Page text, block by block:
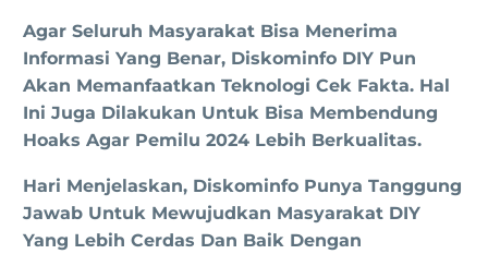
Agar Seluruh Masyarakat Bisa Menerima
Informasi Yang Benar, Diskominfo DIY Pun
Akan Memanfaatkan Teknologi Cek Fakta. Hal
Ini Juga Dilakukan Untuk Bisa Membendung
Hoaks Agar Pemilu 2024 Lebih Berkualitas.
Hari Menjelaskan, Diskominfo Punya Tanggung
Jawab Untuk Mewujudkan Masyarakat DIY
Yang Lebih Cerdas Dan Baik Dengan